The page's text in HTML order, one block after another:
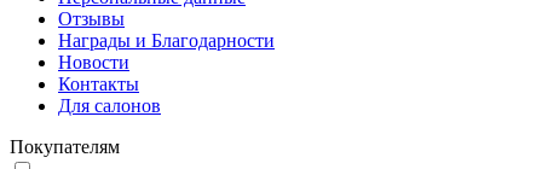
Отзывы
Награды и Благодарности
Новости
Контакты
Для салонов
Покупателям